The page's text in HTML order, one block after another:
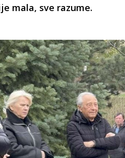
mala, sve razume.